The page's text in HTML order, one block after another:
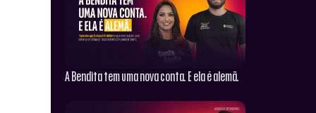
A Bendita tem uma nova conta. E ela é alemã.